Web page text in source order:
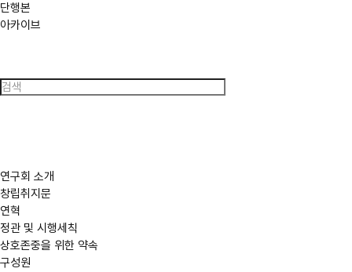
단행본
아카이브
연구회 소개
창립취지문
연혁
정관 및 시행세칙
상호존중을 위한 약속
구성원